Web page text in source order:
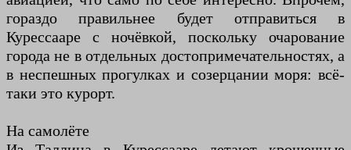
гораздо правильнее будет отправиться в
Курессааре с ночёвкой, поскольку очарование
города не в отдельных достопримечательностях, а
в неспешных прогулках и созерцании моря: всё-
таки это курорт.
На самолёте